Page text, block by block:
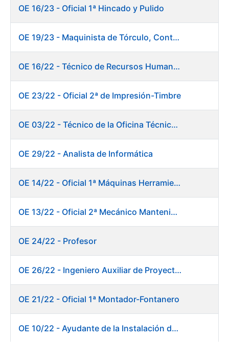
OE 16/23 - Oficial 1ª Hincado y Pulido
OE 19/23 - Maquinista de Tórculo, Contado, Empaquetado e Inutilización de Moneda
OE 16/22 - Técnico de Recursos Humanos
OE 23/22 - Oficial 2ª de Impresión-Timbre
OE 03/22 - Técnico de la Oficina Técnica de Producto (Fábrica de Papel)
OE 29/22 - Analista de Informática
OE 14/22 - Oficial 1ª Máquinas Herramientas y Control Numérico
OE 13/22 - Oficial 2ª Mecánico Mantenimiento Central
OE 24/22 - Profesor
OE 26/22 - Ingeniero Auxiliar de Proyectos
OE 21/22 - Oficial 1ª Montador-Fontanero
OE 10/22 - Ayudante de la Instalación de Preparación de Pastas